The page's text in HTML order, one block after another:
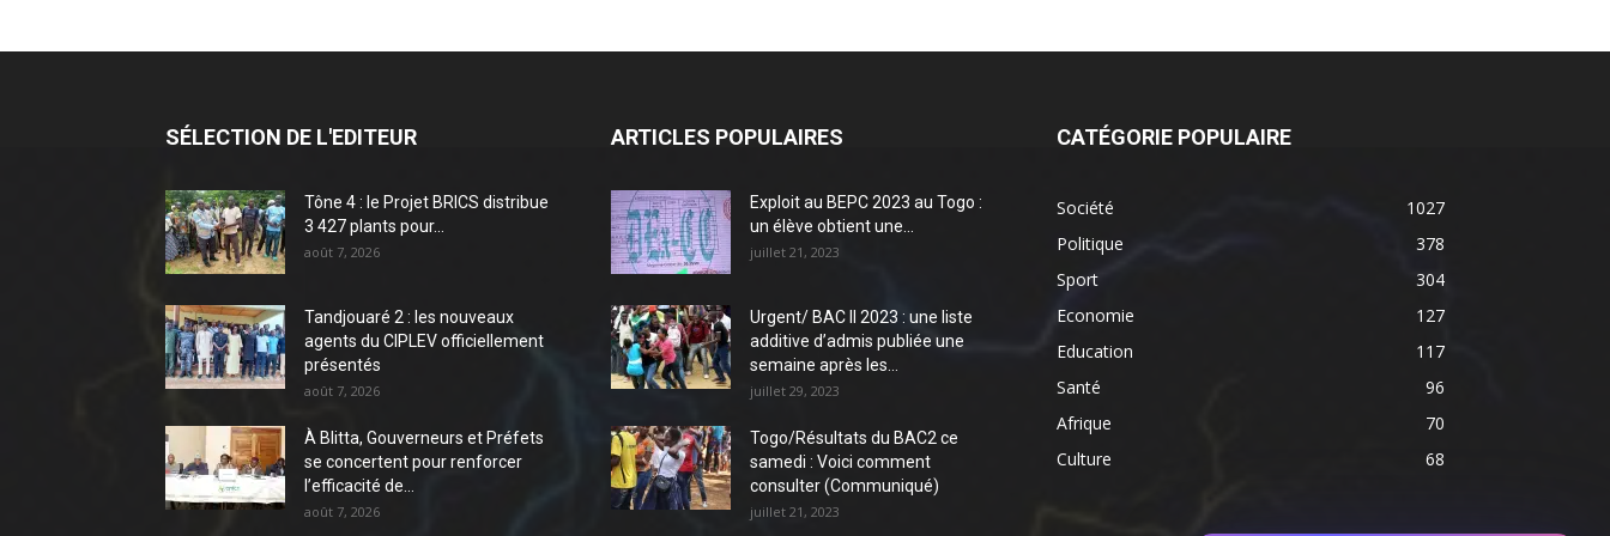
SÉLECTION DE L'EDITEUR
Tône 4 : le Projet BRICS distribue
3 427 plants pour...
août 7, 2026
Tandjouaré 2 : les nouveaux
agents du CIPLEV officiellement
présentés
août 7, 2026
À Blitta, Gouverneurs et Préfets
se concertent pour renforcer
l’efficacité de...
août 7, 2026
ARTICLES POPULAIRES
Exploit au BEPC 2023 au Togo :
un élève obtient une...
juillet 21, 2023
Urgent/ BAC II 2023 : une liste
additive d’admis publiée une
semaine après les...
juillet 29, 2023
Togo/Résultats du BAC2 ce
samedi : Voici comment
consulter (Communiqué)
juillet 21, 2023
CATÉGORIE POPULAIRE
Société
1027
Politique
378
Sport
304
Economie
127
Education
117
Santé
96
Afrique
70
Culture
68